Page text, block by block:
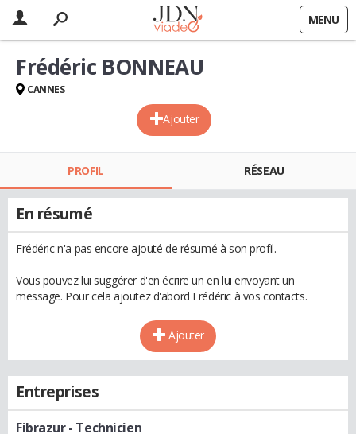
MENU
Ajouter
Frédéric BONNEAU
CANNES
PROFIL RÉSEAU
En résumé
Frédéric n'a pas encore ajouté de résumé à son profil.
Vous pouvez lui suggérer d'en écrire un en lui envoyant un
message. Pour cela ajoutez d'abord Frédéric à vos contacts.
Ajouter
Entreprises
Fibrazur- Technicien